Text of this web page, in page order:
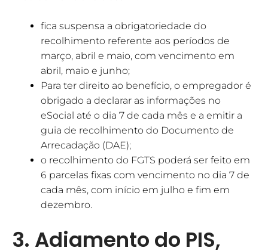
fica suspensa a obrigatoriedade do
recolhimento referente aos períodos de
março, abril e maio, com vencimento em
abril, maio e junho;
Para ter direito ao benefício, o empregador é
obrigado a declarar as informações no
eSocial até o dia 7 de cada mês e a emitir a
guia de recolhimento do Documento de
Arrecadação (DAE);
o recolhimento do FGTS poderá ser feito em
6 parcelas fixas com vencimento no dia 7 de
cada mês, com início em julho e fim em
dezembro.
3. Adiamento do PIS,